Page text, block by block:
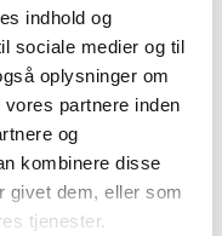
indhold og
sociale medier og til
oplysninger om
partnere inden
og
kombinere disse
givet dem, eller som
tjenester.
koldt vand.
og
og legeres
i massen
kommes i en